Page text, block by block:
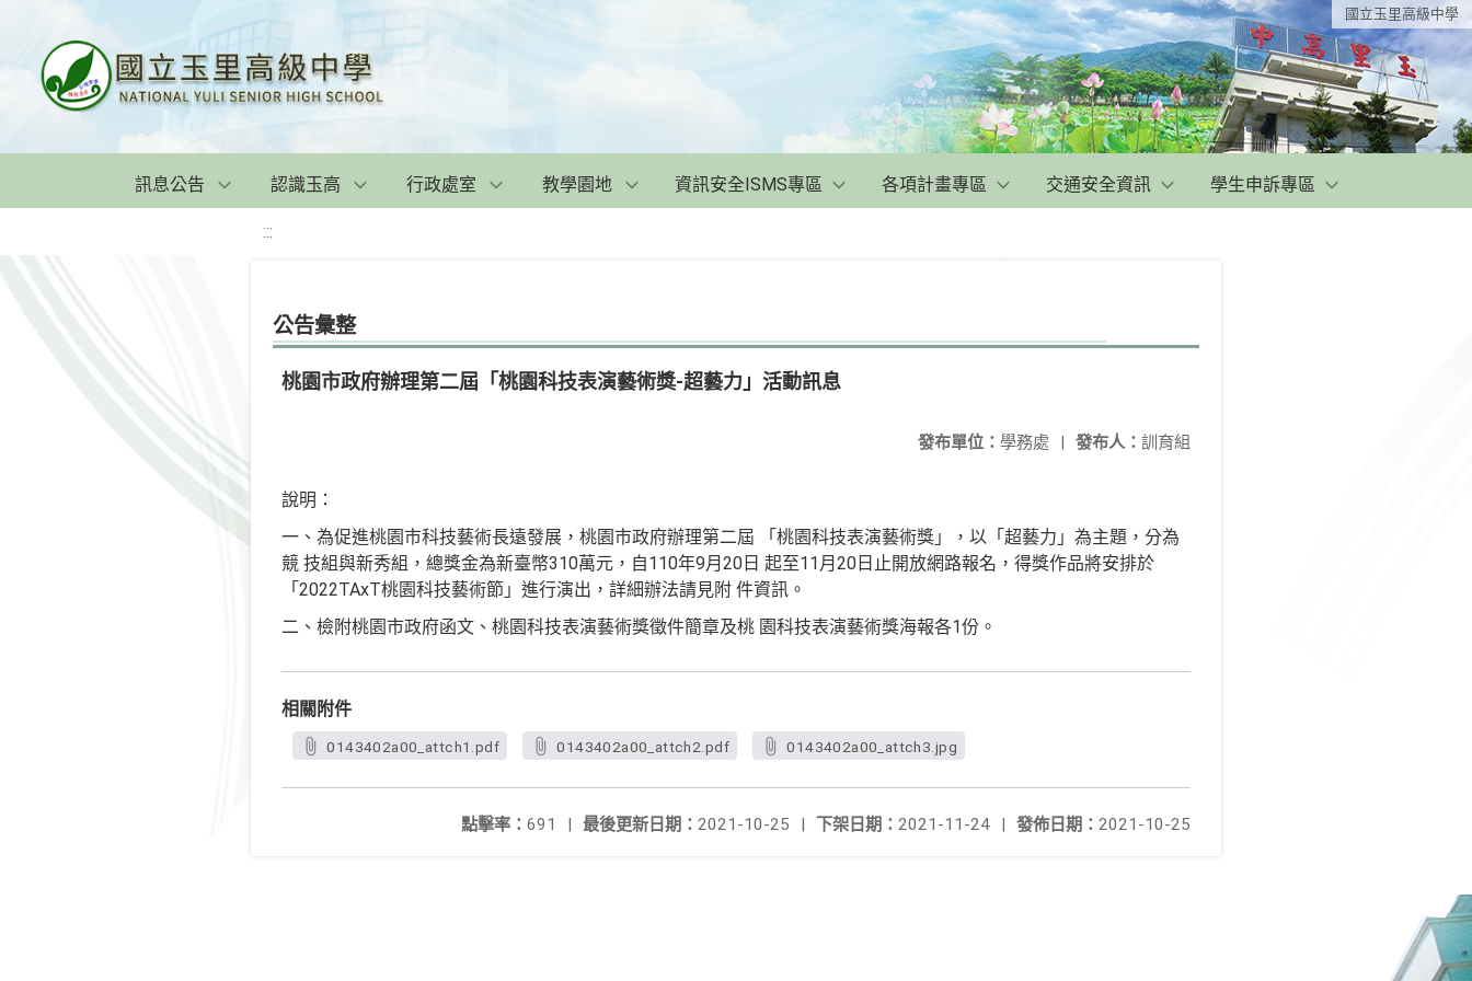
國立玉里高級中學
訊息公告 認識玉高 行政處室 教學園地 資訊安全ISMS專區 各項計畫專區 交通安全資訊 學生申訴專區
:::
公告彙整
桃園市政府辦理第二屆「桃園科技表演藝術獎-超藝力」活動訊息
發布人： 訓育組
發布單位： 學務處 |
說明：
一、為促進桃園市科技藝術長遠發展，桃園市政府辦理第二屆 「桃園科技表演藝術獎」，以「超藝力」為主題，分為
競 技組與新秀組，總獎金為新臺幣310萬元，自110年9月20日 起至11月20日止開放網路報名，得獎作品將安排於
「2022TAxT桃園科技藝術節」進行演出，詳細辦法請見附 件資訊。
二、檢附桃園市政府函文、桃園科技表演藝術獎徵件簡章及桃 園科技表演藝術獎海報各1份。
相關附件
0143402a00_attch1.pdf 0143402a00_attch2.pdf 0143402a00_attch3.jpg
發佈日期： 2021-10-25
下架日期： 2021-11-24 |
最後更新日期： 2021-10-25 |
點擊率： 691 |